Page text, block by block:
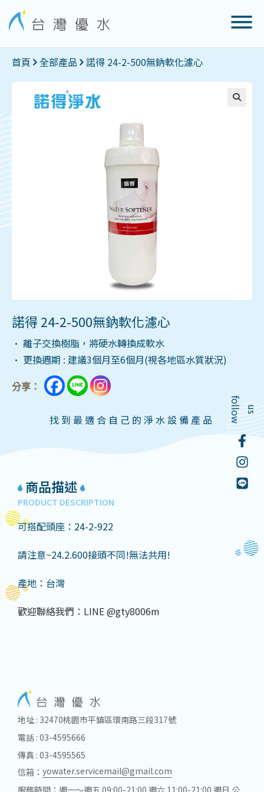
f
o l
l
o
w u
s
首頁 全部產品 諾得 24-2-500無鈉軟化濾心
諾得 24-2-500無鈉軟化濾心
• 離子交換樹脂，將硬水轉換成軟水
• 更換週期 : 建議3個月至6個月(視各地區水質狀況)
分享：
找到最適合自己的淨水設備產品
商品描述
PRODUCT DESCRIPTION
可搭配頭座：24-2-922
請注意~24.2.600接頭不同!無法共用!
產地：台灣
歡迎聯絡我們：LINE @gty8006m
地址 : 32470桃園市平鎮區環南路三段317號
電話 : 03-4595666
傳真 : 03-4595565
信箱： yowater.servicemail@gmail.com
服務時間：週一～週五 09:00-21:00 週六 11:00-21:00 週日 公